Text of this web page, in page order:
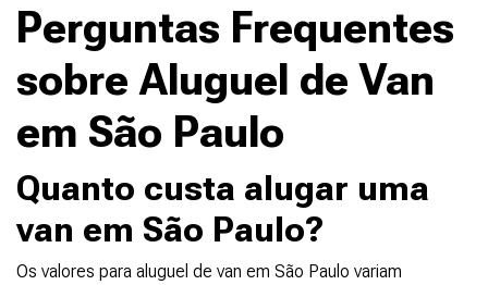
Perguntas Frequentes
sobre Aluguel de Van
em São Paulo
Quanto custa alugar uma
van em São Paulo?
Os valores para aluguel de van em São Paulo variam